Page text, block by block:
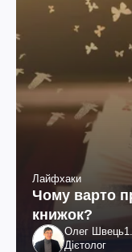
Лайфхаки
Чому варто
книжок?
Олег Швець
Дієтолог